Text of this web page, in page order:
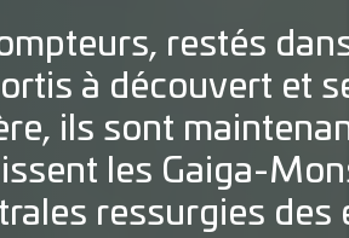
restés
à découvert et
ils sont
les Gaiga-
ressurgies des